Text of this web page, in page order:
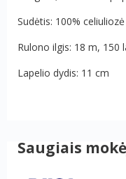
Sudėtis: 100% celiuliozė
Rulono ilgis: 18 m, 150
Lapelio dydis: 11 cm
Saugiais